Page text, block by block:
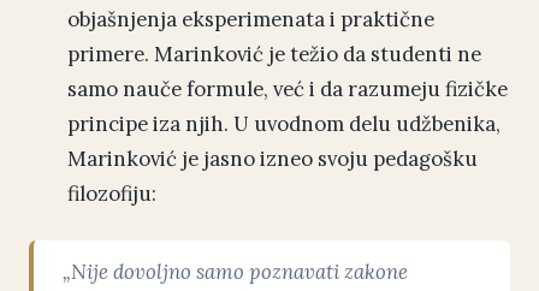
objašnjenja eksperimenata i praktične
primere. Marinković je težio da studenti ne
samo nauče formule, već i da razumeju fizičke
principe iza njih. U uvodnom delu udžbenika,
Marinković je jasno izneo svoju pedagošku
filozofiju:
„Nije dovoljno samo poznavati zakone